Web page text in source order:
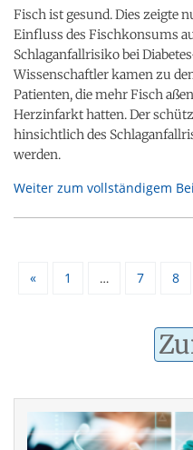
Fisch ist gesund. Dies zeigte
Einfluss des Fischkonsums
Schlaganfallrisiko bei
Wissenschaftler kamen zu
Patienten, die mehr Fisch
Herzinfarkt hatten. Der
hinsichtlich des
werden.
Weiter zum vollständigem
« 1 … 7 8